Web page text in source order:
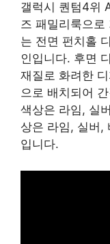
갤럭시 퀀텀4위
즈 패밀리룩으
는 전면 펀치홀
인입니다. 후면
재질로 화려한
으로 배치되어
색상은 라임, 실
상은 라임, 실버,
입니다.